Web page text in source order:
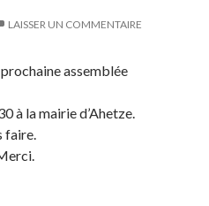
LAISSER UN COMMENTAIRE
assemblée
à la mairie d’Ahetze.
faire.